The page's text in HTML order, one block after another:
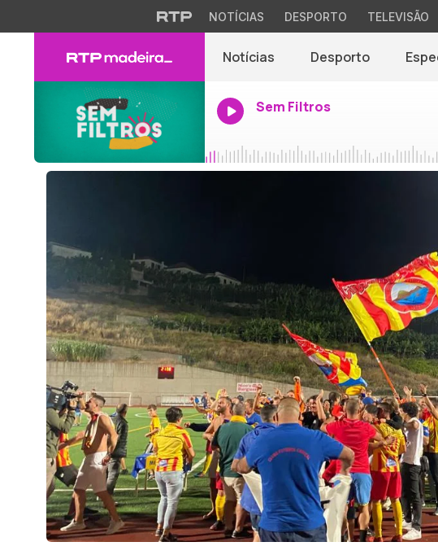
NOTÍCIAS DESPORTO TELEVISÃO
Notícias Desporto
Sem Filtros